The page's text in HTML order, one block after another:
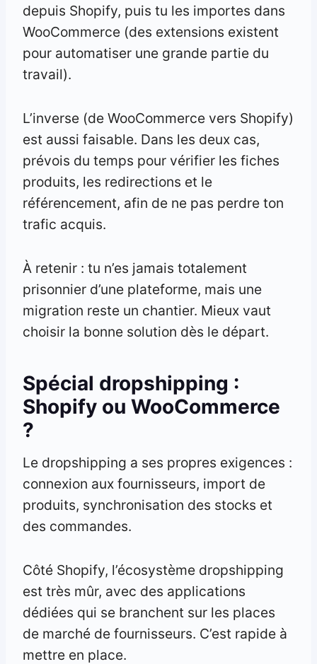
depuis Shopify, puis tu les importes dans
WooCommerce (des extensions existent
pour automatiser une grande partie du
travail).
L’inverse (de WooCommerce vers Shopify)
est aussi faisable. Dans les deux cas,
prévois du temps pour vérifier les fiches
produits, les redirections et le
référencement, afin de ne pas perdre ton
trafic acquis.
À retenir : tu n’es jamais totalement
prisonnier d’une plateforme, mais une
migration reste un chantier. Mieux vaut
choisir la bonne solution dès le départ.
Spécial dropshipping :
Shopify ou WooCommerce
?
Le dropshipping a ses propres exigences :
connexion aux fournisseurs, import de
produits, synchronisation des stocks et
des commandes.
Côté Shopify, l’écosystème dropshipping
est très mûr, avec des applications
dédiées qui se branchent sur les places
de marché de fournisseurs. C’est rapide à
mettre en place.